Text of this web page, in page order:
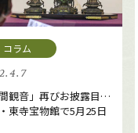
間観音」再びお披露目…
東寺宝物館で5月25日